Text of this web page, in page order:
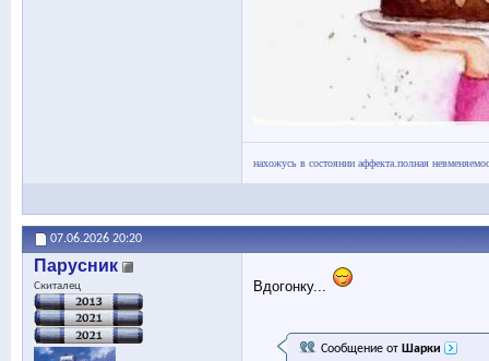
нахожусь в состоянии аффекта.полная
07.06.2026 20:20
Парусник
Скиталец Вдогонку...
Сообщение от Шарки